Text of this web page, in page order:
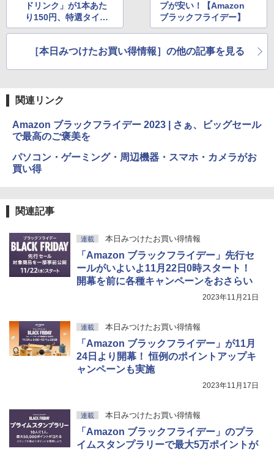
ドリンク」が1本あた
り150円、特選タイム
セール価格に【Amazo
ー】
プが安い！【Amazon
ブラックフライデー】
［本日みつけたお買い得情報］の他の記事を見る
関連リンク
Amazon ブラックフライデー 2023 | さぁ、ビッグセール
で最高のご褒美を
パソコン・ゲーミング・周辺機器・スマホ・カメラがお
買い得
関連記事
連載 本日みつけたお買い得情報
「Amazon ブラックフライデー」先行セ
ールがいよいよ11月22日0時スタート！
開幕を前に各種キャンペーンをおさらい
2023年11月21日
連載 本日みつけたお買い得情報
「Amazon ブラックフライデー」が11月
24日より開幕！ 恒例のポイントアップキ
ャンペーンも実施
2023年11月17日
連載 本日みつけたお買い得情報
「Amazon ブラックフライデー」のプラ
イムスタンプラリーで最大5万ポイントが